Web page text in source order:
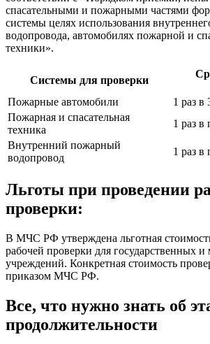
спасательными и пожарными частями
системы целях использования
водопровода, автомобилях пожарной и
техники».
Системы для проверки
Пожарные автомобили
1 раз в
Пожарная и спасательная
техника
1 раз в
Внутренний пожарный
водопровод
1 раз в
Льготы при проведении
проверки:
В МЧС РФ утверждена льготная
рабочей проверки для государственных
учреждений. Конкретная стоимость
приказом МЧС РФ.
Все, что нужно знать об
продолжительности